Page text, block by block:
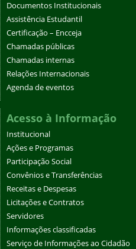
Documentos Institucionais
Assistência Estudantil
Certificação – Encceja
Chamadas públicas
Chamadas internas
Relações Internacionais
Agenda de eventos
Acesso à Informação
Institucional
Ações e Programas
Participação Social
Convênios e Transferências
Receitas e Despesas
Licitações e Contratos
Servidores
Informações classificadas
Serviço de Informações ao Cidadão